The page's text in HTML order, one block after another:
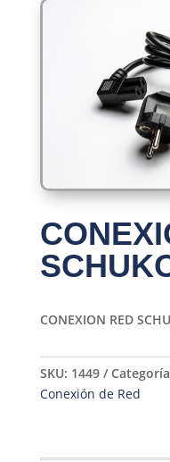
CONEXION RED
SKU: 1449
Conexión de Red